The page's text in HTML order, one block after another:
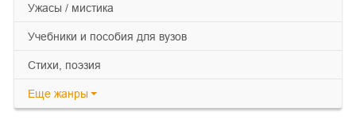
ужасы / мистика
учебники и пособия для вузов
cтихи, поэзия
Еще жанры